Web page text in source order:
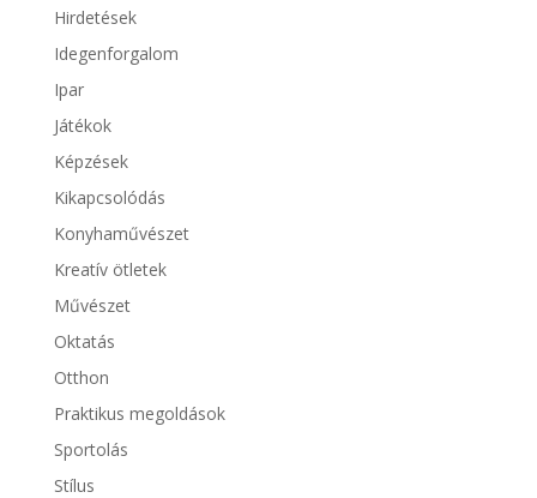
Hirdetések
Idegenforgalom
Ipar
Játékok
Képzések
Kikapcsolódás
Konyhaművészet
Kreatív ötletek
Művészet
Oktatás
Otthon
Praktikus megoldások
Sportolás
Stílus